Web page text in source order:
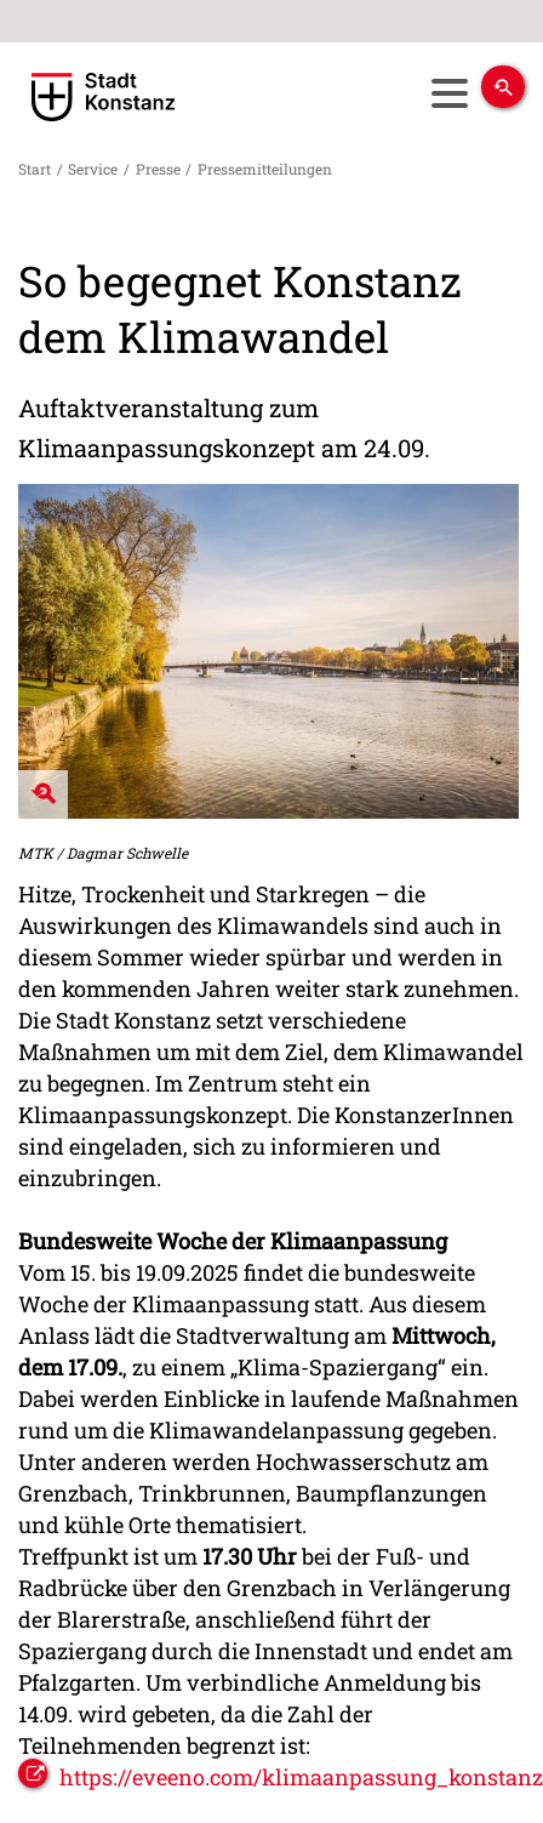
Start / Service / Presse / Pressemitteilungen
So begegnet Konstanz
dem Klimawandel
Auftaktveranstaltung zum
Klimaanpassungskonzept am 24.09.
MTK / Dagmar Schwelle
Hitze, Trockenheit und Starkregen – die
Auswirkungen des Klimawandels sind auch in
diesem Sommer wieder spürbar und werden in
den kommenden Jahren weiter stark zunehmen.
Die Stadt Konstanz setzt verschiedene
Maßnahmen um mit dem Ziel, dem Klimawandel
zu begegnen. Im Zentrum steht ein
Klimaanpassungskonzept. Die KonstanzerInnen
sind eingeladen, sich zu informieren und
einzubringen.
Bundesweite Woche der Klimaanpassung
Vom 15. bis 19.09.2025 findet die bundesweite
Woche der Klimaanpassung statt. Aus diesem
Anlass lädt die Stadtverwaltung amMittwoch,
dem 17.09., zu einem „Klima-Spaziergang“ ein.
Dabei werden Einblicke in laufende Maßnahmen
rund um die Klimawandelanpassung gegeben.
Unter anderen werden Hochwasserschutz am
Grenzbach, Trinkbrunnen, Baumpflanzungen
und kühle Orte thematisiert.
Treffpunkt ist um 17.30 Uhrbei der Fuß- und
Radbrücke über den Grenzbach in Verlängerung
der Blarerstraße, anschließend führt der
Spaziergang durch die Innenstadt und endet am
Pfalzgarten. Um verbindliche Anmeldung bis
14.09. wird gebeten, da die Zahl der
Teilnehmenden begrenzt ist:
https://eveeno.com/klimaanpassung_konstanz